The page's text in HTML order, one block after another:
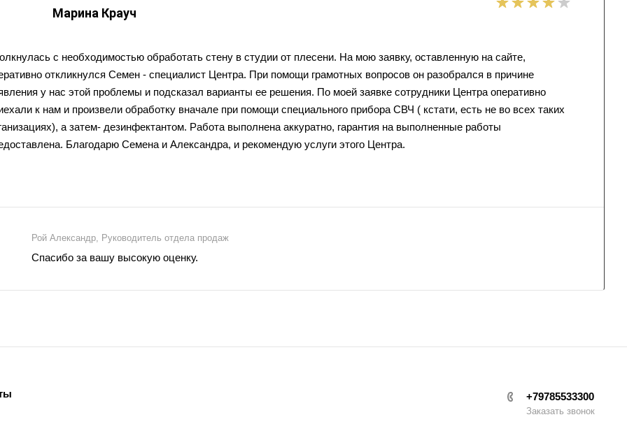
Марина Крауч
с необходимостью обработать стену в студии от плесени. На мою заявку, оставленную на сайте,
откликнулся Семен - специалист Центра. При помощи грамотных вопросов он разобрался в причине
у нас этой проблемы и подсказал варианты ее решения. По моей заявке сотрудники Центра оперативно
к нам и произвели обработку вначале при помощи специального прибора СВЧ ( кстати, есть не во всех таких
а затем- дезинфектантом. Работа выполнена аккуратно, гарантия на выполненные работы
Благодарю Семена и Александра, и рекомендую услуги этого Центра.
Рой Александр, Руководитель отдела продаж
Спасибо за вашу высокую оценку.
+79785533300
Заказать звонок